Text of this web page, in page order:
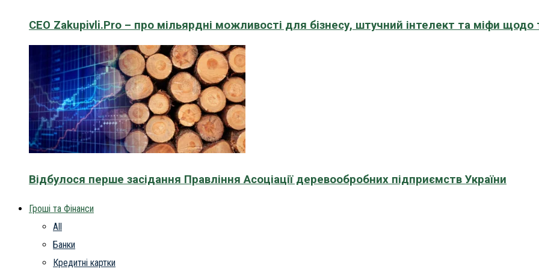
CEO Zakupivli.Pro – про мільярдні можливості для бізнесу, штучний інтелект та міфи щодо
Відбулося перше засідання Правління Асоціації деревообробних підприємств України
Гроші та Фінанси
All
Банки
Кредитні картки